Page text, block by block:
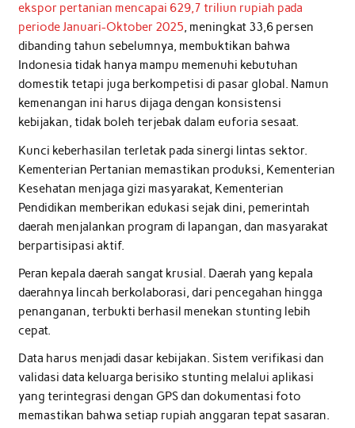
ekspor pertanian mencapai 629,7 triliun rupiah pada
periode Januari-Oktober 2025, meningkat 33,6 persen
dibanding tahun sebelumnya, membuktikan bahwa
Indonesia tidak hanya mampu memenuhi kebutuhan
domestik tetapi juga berkompetisi di pasar global. Namun
kemenangan ini harus dijaga dengan konsistensi
kebijakan, tidak boleh terjebak dalam euforia sesaat.
Kunci keberhasilan terletak pada sinergi lintas sektor.
Kementerian Pertanian memastikan produksi, Kementerian
Kesehatan menjaga gizi masyarakat, Kementerian
Pendidikan memberikan edukasi sejak dini, pemerintah
daerah menjalankan program di lapangan, dan masyarakat
berpartisipasi aktif.
Peran kepala daerah sangat krusial. Daerah yang kepala
daerahnya lincah berkolaborasi, dari pencegahan hingga
penanganan, terbukti berhasil menekan stunting lebih
cepat.
Data harus menjadi dasar kebijakan. Sistem verifikasi dan
validasi data keluarga berisiko stunting melalui aplikasi
yang terintegrasi dengan GPS dan dokumentasi foto
memastikan bahwa setiap rupiah anggaran tepat sasaran.